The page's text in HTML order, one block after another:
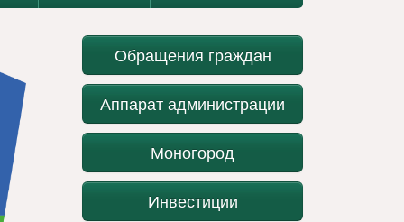
Обращения граждан
Аппарат администрации
Моногород
Инвестиции